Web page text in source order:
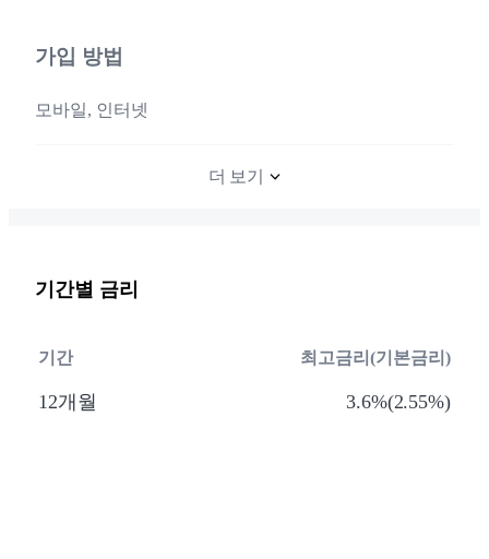
가입 방법
모바일, 인터넷
더 보기
기간별 금리
기간 최고금리(기본금리)
12개월 3.6%(2.55%)